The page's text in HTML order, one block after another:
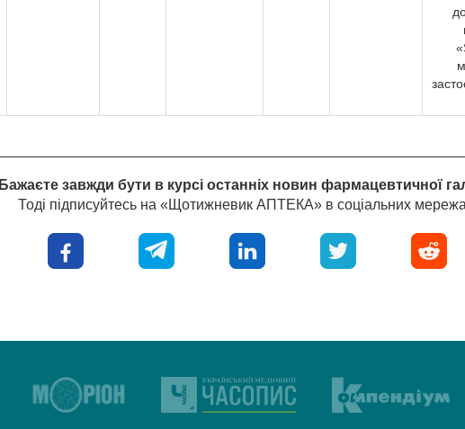
Бажаєте завжди бути в курсі останніх новин фармацевтичної
Тоді підписуйтесь на «Щотижневик АПТЕКА» в соціальних